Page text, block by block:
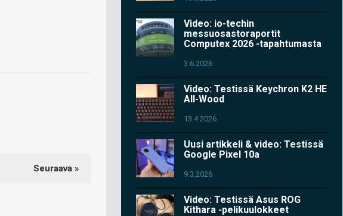
Seuraava »
Video: io-techin
messuosastoraportit
Computex 2026 -tapahtumasta
3.6.2026
Video: Testissä Keychron K2 HE
All-Wood
13.4.2026
Uusi artikkeli & video: Testissä
Google Pixel 10a
9.3.2026
Video: Testissä Asus ROG
Kithara -pelikuulokkeet